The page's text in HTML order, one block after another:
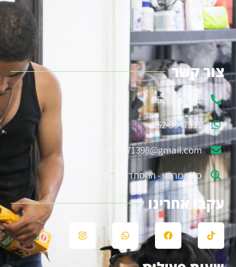
צור קשר
052-3947551
052-3947551
ben13971398@gmail.com
סניף מרכזי - ההסתדרות 145 חולון
עקבו אחרינו